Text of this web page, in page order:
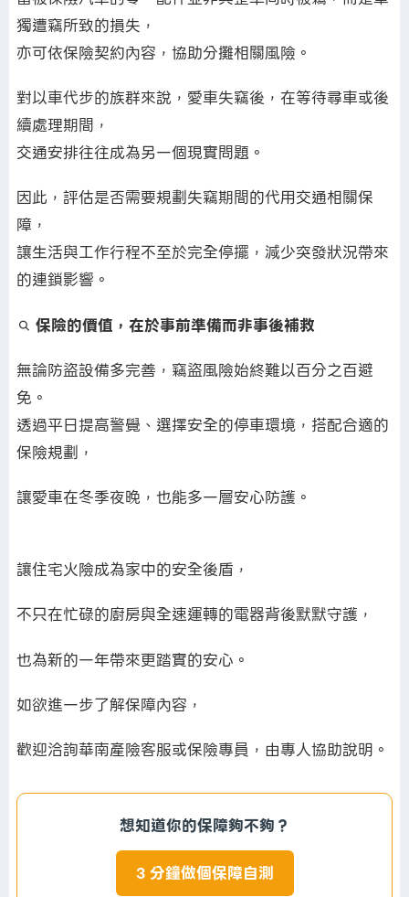
獨遭竊所致的損失，
亦可依保險契約內容，協助分攤相關風險。
對以車代步的族群來說，愛車失竊後，在等待尋車或後
續處理期間，
交通安排往往成為另一個現實問題。
因此，評估是否需要規劃失竊期間的代用交通相關保
障，
讓生活與工作行程不至於完全停擺，減少突發狀況帶來
的連鎖影響。
🔍 保險的價值，在於事前準備而非事後補救
無論防盜設備多完善，竊盜風險始終難以百分之百避
免。
透過平日提高警覺、選擇安全的停車環境，搭配合適的
保險規劃，
讓愛車在冬季夜晚，也能多一層安心防護。
讓住宅火險成為家中的安全後盾，
不只在忙碌的廚房與全速運轉的電器背後默默守護，
也為新的一年帶來更踏實的安心。
如欲進一步了解保障內容，
歡迎洽詢華南產險客服或保險專員，由專人協助說明。
想知道你的保障夠不夠？
3 分鐘做個保障自測